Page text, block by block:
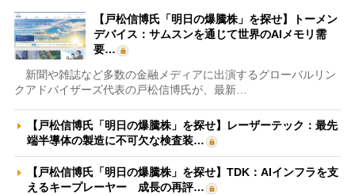
【戸松信博氏「明日の爆騰株」を探せ】トーメン
デバイス：サムスンを通じて世界のAIメモリ需
要…
新聞や雑誌など多数の金融メディアに出演するグローバルリン
クアドバイザーズ代表の戸松信博氏が、最新…
【戸松信博氏「明日の爆騰株」を探せ】レーザーテック：最先
端半導体の製造に不可欠な検査装…
【戸松信博氏「明日の爆騰株」を探せ】TDK：AIインフラを支
えるキープレーヤー 成長の再評…